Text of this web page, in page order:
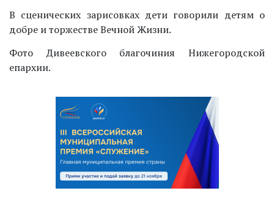
В сценических зарисовках дети говорили детям о
добре и торжестве Вечной Жизни.
Фото Дивеевского благочиния Нижегородской
епархии.